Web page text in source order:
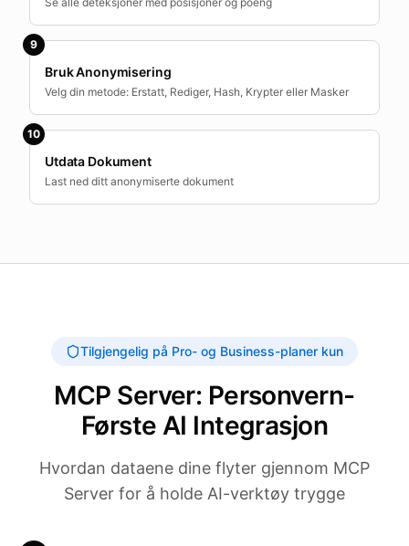
9
Bruk Anonymisering
Velg din metode: Erstatt, Rediger, Hash, Krypter eller Masker
10
Utdata Dokument
Last ned ditt anonymiserte dokument
Tilgjengelig på Pro- og Business-planer kun
MCP Server: Personvern-
Første AI Integrasjon
Hvordan dataene dine flyter gjennom MCP
Server for å holde AI-verktøy trygge